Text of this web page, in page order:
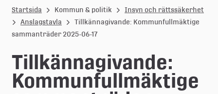
u
l
e
å
k
Startsida Kommun & politik
Insyn och rättssäkerhet
Anslagstavla
Tillkännagivande: Kommunfullmäktige
sammanträder 2025-06-17
Tillkännagivande:
Kommunfullmäktige